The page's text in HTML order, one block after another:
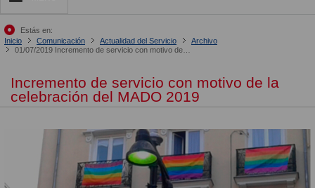
Estás en:
Inicio
Comunicación Actualidad del Servicio
Archivo
Incremento de servicio con motivo de la
celebración del MADO 2019